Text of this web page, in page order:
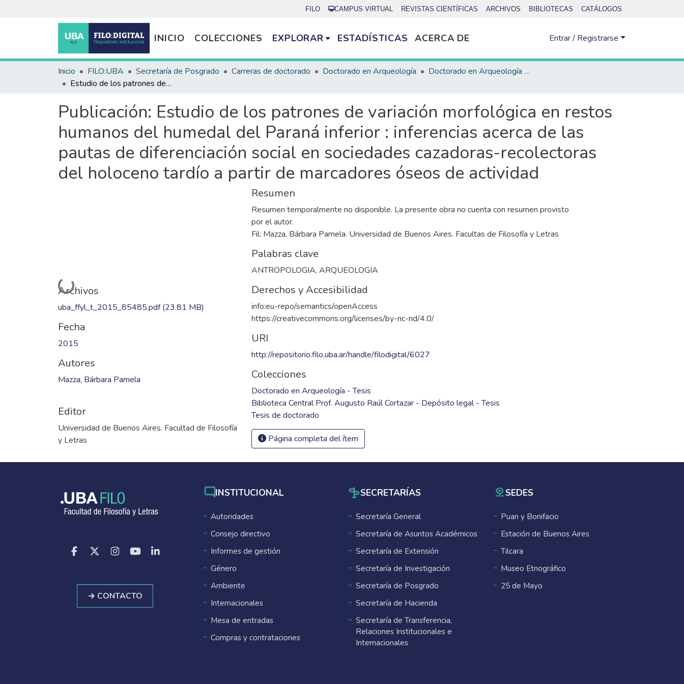
FILO CAMPUS VIRTUAL REVISTAS CIENTÍFICAS ARCHIVOS BIBLIOTECAS CATÁLOGOS
INICIO COLECCIONES EXPLORAR ESTADÍSTICAS ACERCA DE Entrar / Registrarse
Inicio FILO:UBA Secretaría de Posgrado Carreras de doctorado Doctorado en Arqueología
Doctorado en Arqueología - Tesis
Estudio de los patrones de variación morfológica en restos humanos del humedal del Paraná inferior : inferencias acerca de las pautas de diferenciación social en sociedades cazadoras-recolectoras del holoceno tardío a partir de marcadores óseos de actividad
Publicación: Estudio de los patrones de variación morfológica en restos
humanos del humedal del Paraná inferior : inferencias acerca de las
pautas de diferenciación social en sociedades cazadoras-recolectoras
del holoceno tardío a partir de marcadores óseos de actividad
Cargando...
Archivos
uba_ffyl_t_2015_85485.pdf(23.81 MB)
Fecha
2015
Autores
Mazza, Bárbara Pamela
Editor
Universidad de Buenos Aires. Facultad de Filosofía
y Letras
Resumen
Resumen temporalmente no disponible. La presente obra no cuenta con resumen provisto
por el autor.
Fil: Mazza, Bárbara Pamela. Universidad de Buenos Aires. Facultas de Filosofía y Letras
Palabras clave
ANTROPOLOGIA, ARQUEOLOGIA
Derechos y Accesibilidad
info:eu-repo/semantics/openAccess
https://creativecommons.org/licenses/by-nc-nd/4.0/
URI
http://repositorio.filo.uba.ar/handle/filodigital/6027
Colecciones
Doctorado en Arqueología - Tesis
Biblioteca Central Prof. Augusto Raúl Cortazar - Depósito legal - Tesis
Tesis de doctorado
Página completa del ítem
→ CONTACTO
INSTITUCIONAL
Autoridades
Consejo directivo
Informes de gestión
Género
Ambiente
Internacionales
Mesa de entradas
Compras y contrataciones
SECRETARÍAS
Secretaría General
Secretaría de Asuntos Académicos
Secretaría de Extensión
Secretaría de Investigación
Secretaría de Posgrado
Secretaría de Hacienda
Secretaría de Transferencia,
Relaciones Institucionales e
Internacionales
SEDES
Puan y Bonifacio
Estación de Buenos Aires
Tilcara
Museo Etnográfico
25 de Mayo